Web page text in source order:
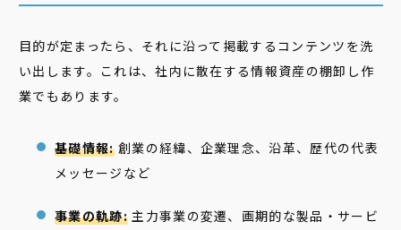
目的が定まったら、それに沿って掲載するコンテンツを洗
い出します。これは、社内に散在する情報資産の棚卸し作
業でもあります。
基礎情報:創業の経緯、企業理念、沿革、歴代の代表
メッセージなど
事業の軌跡:主力事業の変遷、画期的な製品・サービ